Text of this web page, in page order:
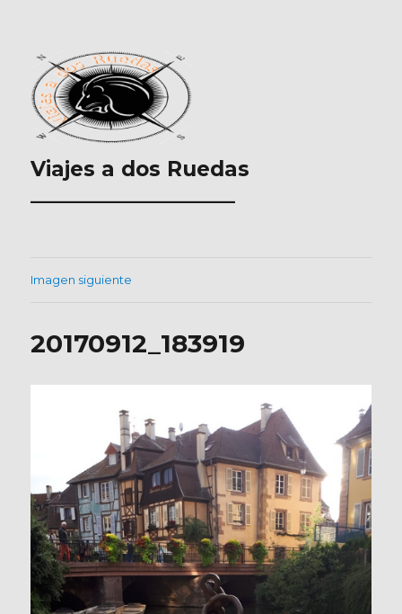
Viajes a dos Ruedas
___________________
Imagen siguiente
20170912_183919